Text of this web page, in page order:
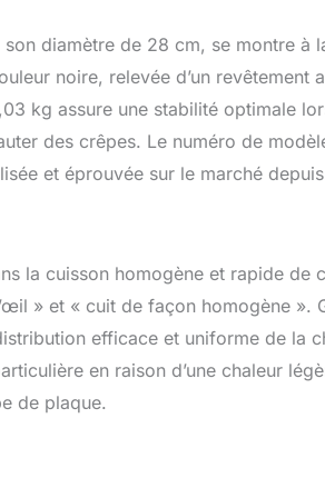
diamètre de 28 cm, se montre à
noire, relevée d’un revêtement
kg assure une stabilité optimale
des crêpes. Le numéro de
et éprouvée sur le marché
la cuisson homogène et rapide de
» et « cuit de façon homogène ».
efficace et uniforme de la
en raison d’une chaleur
de plaque.